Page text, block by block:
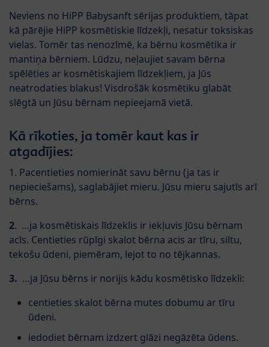
Neviens no HiPP Babysanft sērijas produktiem, tāpat
kā pārējie HiPP kosmētiskie līdzekļi, nesatur toksiskas
vielas. Tomēr tas nenozīmē, ka bērnu kosmētika ir
mantiņa bērniem. Lūdzu, neļaujiet savam bērna
spēlēties ar kosmētiskajiem līdzekļiem, ja Jūs
neatrodaties blakus! Visdrošāk kosmētiku glabāt
slēgtā un Jūsu bērnam nepieejamā vietā.
Kā rīkoties, ja tomēr kaut kas ir
atgadījies:
1. Pacentieties nomierināt savu bērnu (ja tas ir
nepieciešams), saglabājiet mieru. Jūsu mieru sajutīs arī
bērns.
2. …ja kosmētiskais līdzeklis ir iekļuvis Jūsu bērnam
acīs. Centieties rūpīgi skalot bērna acis ar tīru, siltu,
tekošu ūdeni, piemēram, lejot to no tējkannas.
3. …ja Jūsu bērns ir norijis kādu kosmētisko līdzekli:
centieties skalot bērna mutes dobumu ar tīru
ūdeni.
iedodiet bērnam izdzert glāzi negāzēta ūdens.